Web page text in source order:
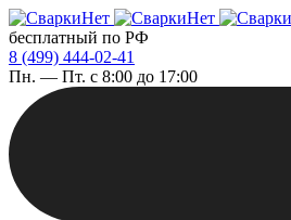
бесплатный по РФ
8 (499) 444-02-41
Пн. — Пт. с 8:00 до 17:00